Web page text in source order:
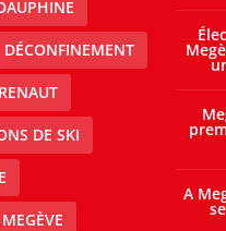
DÉCONFINEMENT
DE SKI
A